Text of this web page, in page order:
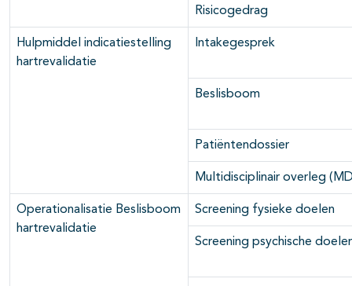
Risicogedrag
Hulpmiddel indicatiestelling
hartrevalidatie
Intakegesprek
Beslisboom
Patiëntendossier
Multidisciplinair overleg
Operationalisatie Beslisboom
hartrevalidatie
Screening fysieke doelen
Screening psychische